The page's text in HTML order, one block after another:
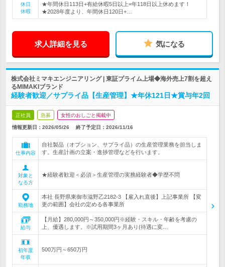
休日
休暇
★年間休日113日+有給休暇5日以上=年118日以上休めます！
★2028年度より、年間休日120日+…
求人詳細を見る 気になる
株式会社ミマキエンジニアリング | 東証プライム上場◆海外売上7割を超え
るMIMAKIブランド
経験者歓迎／サプライ品【生産管理】★年休121日★賞与年2回
正社員 急募 女性のおしごと掲載中
情報更新日：2026/05/26 終了予定日： 2026/11/16
仕事内容
自社製品（オプション、サプライ品）の生産管理業務を担当しま
す。生産計画の立案・進捗管理などを行います。
対象と
なる方
★経験者歓迎＜必須＞生産管理の実務経験者◆学歴不問
勤務地
本社 長野県東御市滋野乙2182-3 【雇入れ直後】上記事業所 【変
更の範囲】会社の定める各事業所
給与
【月給】280,000円～350,000円※経験・スキル・年齢を考慮の
上、優遇します。※試用期間3ヶ月あり(待遇に変…
初年度
年収
500万円～650万円